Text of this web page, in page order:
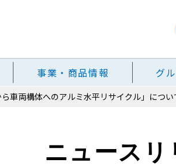
事業・商品情報 グ
車両構体へのアルミ水平リサイクル」につい
ニュースリ